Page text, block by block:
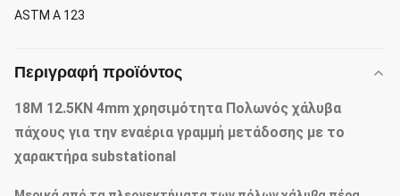
ASTM Α 123
Περιγραφή προϊόντος
18M 12.5KN 4mm χρησιμότητα Πολωνός χάλυβα
πάχους για την εναέρια γραμμή μετάδοσης με το
χαρακτήρα substational